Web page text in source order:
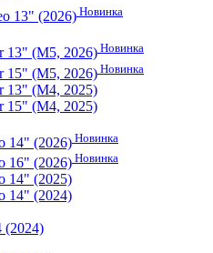
13" (2026) Новинка
13" (M5, 2026)Новинка
15" (M5, 2026)Новинка
13" (M4, 2025)
15" (M4, 2025)
14" (2026) Новинка
16" (2026) Новинка
14" (2025)
14" (2024)
(2024)